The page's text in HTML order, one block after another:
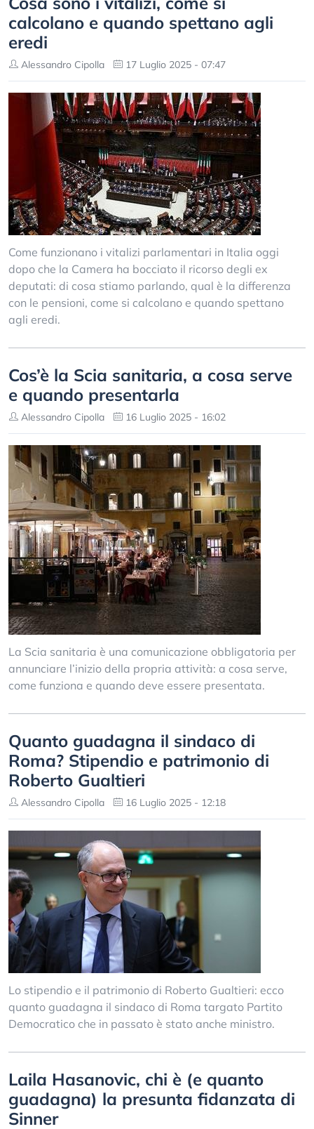
calcolano e quando spettano agli
eredi
Alessandro Cipolla 17 Luglio 2025 - 07:47
Come funzionano i vitalizi parlamentari in Italia oggi
dopo che la Camera ha bocciato il ricorso degli ex
deputati: di cosa stiamo parlando, qual è la differenza
con le pensioni, come si calcolano e quando spettano
agli eredi.
Cos’è la Scia sanitaria, a cosa serve
e quando presentarla
Alessandro Cipolla 16 Luglio 2025 - 16:02
La Scia sanitaria è una comunicazione obbligatoria per
annunciare l’inizio della propria attività: a cosa serve,
come funziona e quando deve essere presentata.
Quanto guadagna il sindaco di
Roma? Stipendio e patrimonio di
Roberto Gualtieri
Alessandro Cipolla 16 Luglio 2025 - 12:18
Lo stipendio e il patrimonio di Roberto Gualtieri: ecco
quanto guadagna il sindaco di Roma targato Partito
Democratico che in passato è stato anche ministro.
Laila Hasanovic, chi è (e quanto
guadagna) la presunta fidanzata di
Sinner